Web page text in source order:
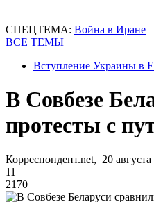
СПЕЦТЕМА: Война в Иране
ВСЕ ТЕМЫ
Вступление Украины в
В Совбезе
протесты с
Корреспондент.net, 20
11
2170